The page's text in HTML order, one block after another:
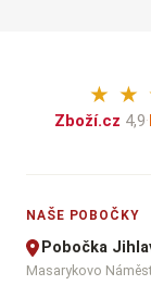
★ ★
Zboží.cz 4,9·
NAŠE POBOČKY
Pobočka
Masarykovo